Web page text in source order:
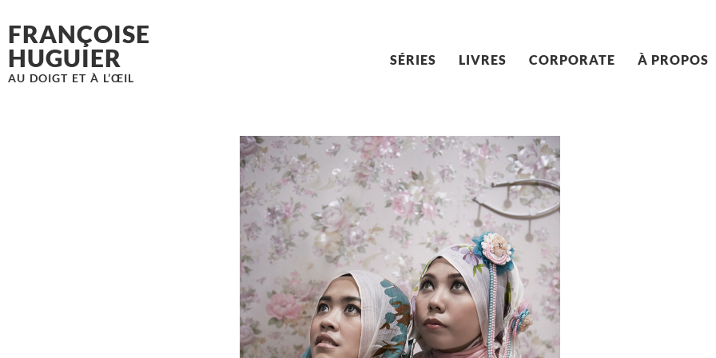
FRANÇOISE
HUGUIER
AU DOIGT ET À L’ŒIL
SÉRIES LIVRES CORPORATE À PROPOS